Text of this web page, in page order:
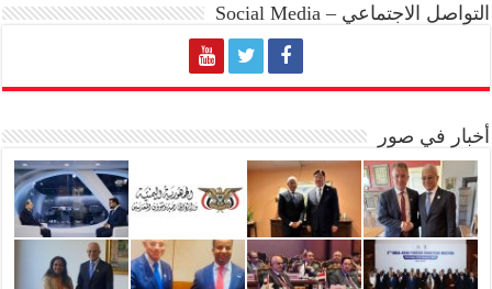
التواصل الاجتماعي – Social Media
أخبار في صور